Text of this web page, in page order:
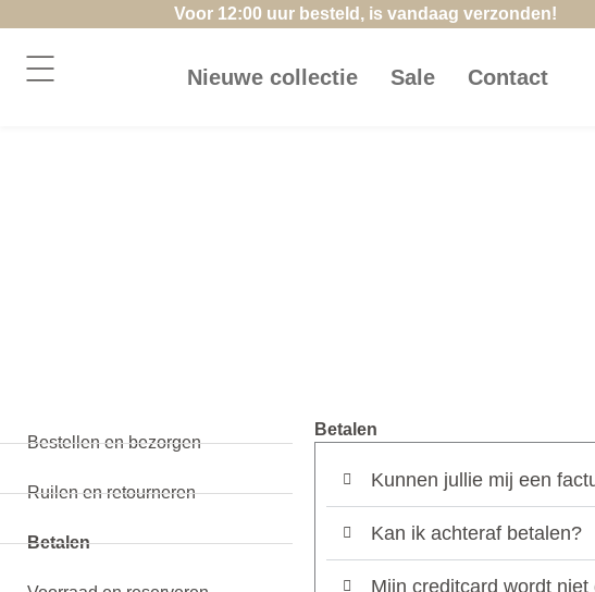
Voor 12:00 uur besteld, is vandaag verzonden!
Nieuwe collectie Sale Contact
Bestellen en bezorgen
Ruilen en retourneren
Betalen
Betalen
Kunnen jullie mij een
Kan ik achteraf betalen?
Mijn creditcard wordt